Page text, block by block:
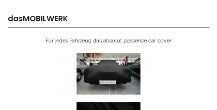
dasMOBILWERK
Für jedes Fahrzeug das absolut passende car cover